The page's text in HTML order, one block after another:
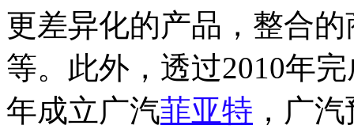
更差异化的产品，整合
等。此外，透过2010年
年成立广汽菲亚特 ，广